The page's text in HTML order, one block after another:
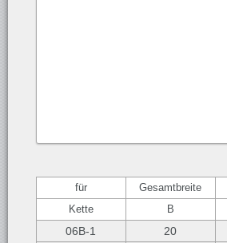
für Gesamtbreite
Kette
B
06B-1 20